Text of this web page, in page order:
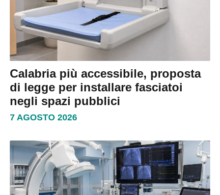
Calabria più accessibile, proposta
di legge per installare fasciatoi
negli spazi pubblici
7 AGOSTO 2026